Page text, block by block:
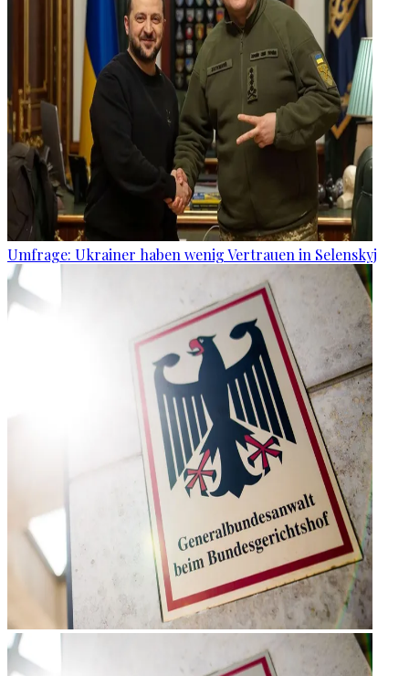
Umfrage: Ukrainer haben wenig Vertrauen in Selenskyj